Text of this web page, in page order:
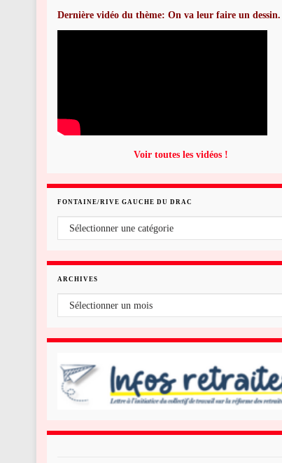
Dernière vidéo du thème: On va leur faire un dessin.
Voir toutes les vidéos !
FONTAINE/RIVE GAUCHE DU DRAC
ARCHIVES